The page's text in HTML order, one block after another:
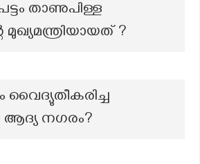
താണുപിള്ള
മുഖ്യമന്ത്രിയായത് ?
വൈദ്യുതീകരിച്ച
ആദ്യ നഗരം?